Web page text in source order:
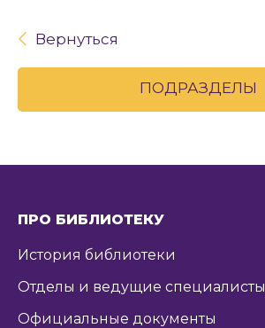
Вернуться
ПОДРАЗДЕЛЫ
ПРО БИБЛИОТЕКУ
История библиотеки
Отделы и ведущие специалисты
Официальные документы